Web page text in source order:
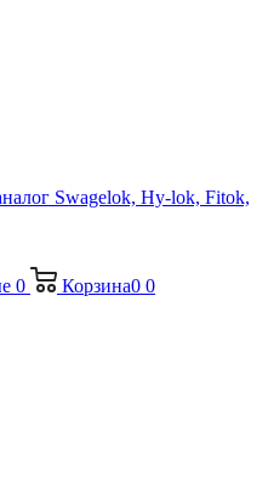
0 Корзина0 0